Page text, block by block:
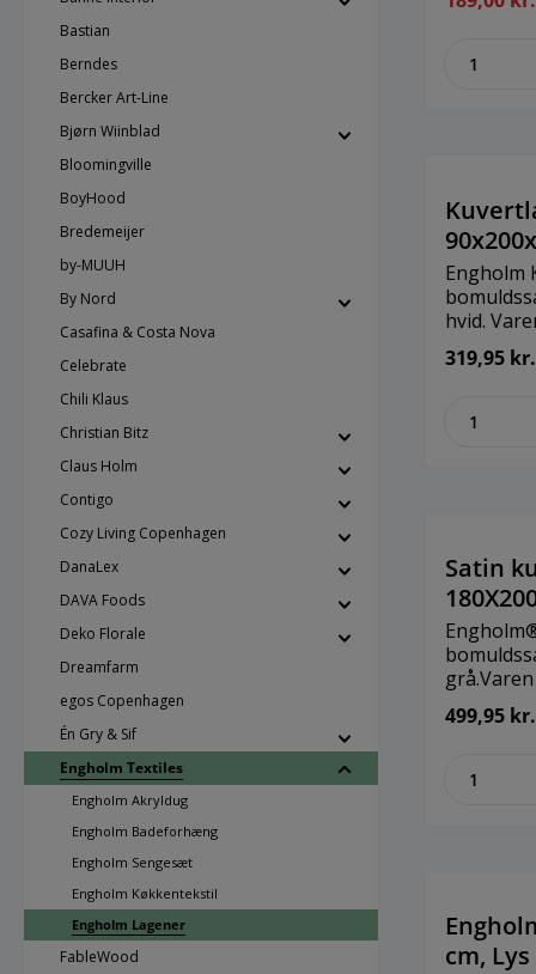
Bastian
Berndes
Bercker Art-Line
Bjørn Wiinblad
Bloomingville
BoyHood
Bredemeijer
by-MUUH
By Nord
Casafina & Costa Nova
Celebrate
Chili Klaus
Christian Bitz
Claus Holm
Contigo
Cozy Living Copenhagen
DanaLex
DAVA Foods
Deko Florale
Dreamfarm
egos Copenhagen
Én Gry & Sif
Engholm Textiles
Engholm Akryldug
Engholm Badeforhæng
Engholm Sengesæt
Engholm Køkkentekstil
Engholm Lagener
FableWood
standard
syet
elastik
Engholm
hvid.
100
lukket ind
319,95 kr.
Satin
100
25 cm
passer
499,95 kr.
cm,